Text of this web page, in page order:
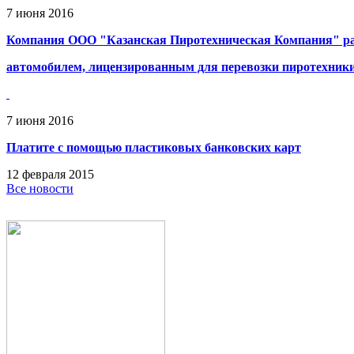
7 июня 2016
Компания ООО "Казанская Пиротехническая Компания"
автомобилем, лицензированным для перевозки
7 июня 2016
Платите с помощью пластиковых банковских карт
12 февраля 2015
Все новости